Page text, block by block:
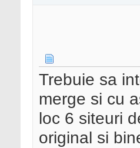
Trebuie sa
merge si cu
loc 6 siteuri
original si